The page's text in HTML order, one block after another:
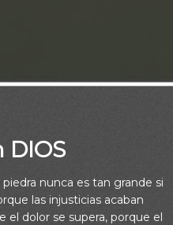
DIOS
nunca es tan grande si
las injusticias acaban
el dolor se supera, porque el